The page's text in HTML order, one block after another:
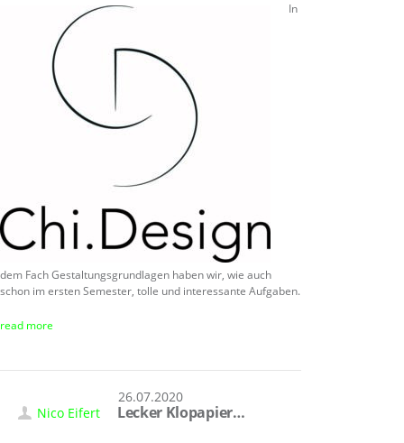
In
dem Fach Gestaltungsgrundlagen haben wir, wie auch
schon im ersten Semester, tolle und interessante Aufgaben.
read more
26.07.2020
Nico Eifert
Lecker Klopapier…